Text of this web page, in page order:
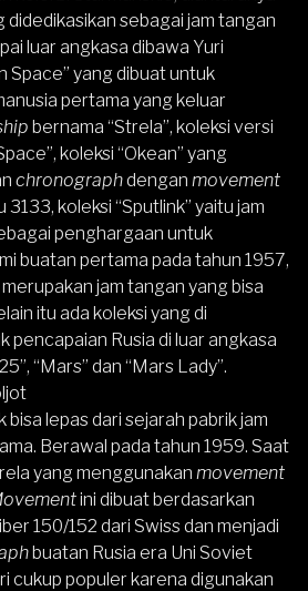
didedikasikan sebagai jam tangan
luar angkasa dibawa Yuri
Space” yang dibuat untuk
pertama yang keluar
bernama “Strela”, koleksi versi
koleksi “Okean” yang
chronographdengan movement
koleksi “Sputlink” yaitu jam
penghargaan untuk
buatan pertama pada tahun 1957,
jam tangan yang bisa
itu ada koleksi yang di
pencapaian Rusia di luar angkasa
“Mars” dan “Mars Lady”.
bisa lepas dari sejarah pabrik jam
Berawal pada tahun 1959. Saat
yang menggunakan movement
ini dibuat berdasarkan
150/152 dari Swiss dan menjadi
buatan Rusia era Uni Soviet
cukup populer karena digunakan